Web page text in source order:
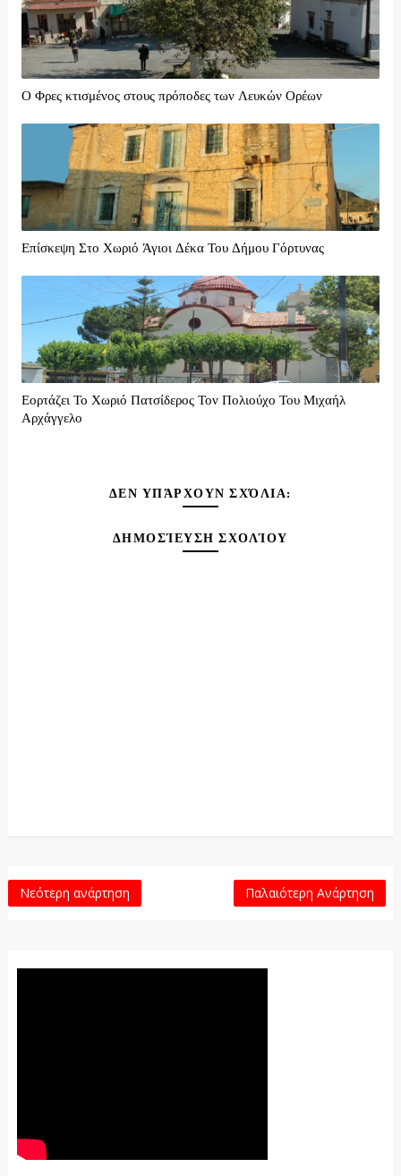
Ο Φρες κτισμένος στους πρόποδες των Λευκών Ορέων
Επίσκεψη Στο Χωριό Άγιοι Δέκα Του Δήμου Γόρτυνας
Εορτάζει Το Χωριό Πατσίδερος Τον Πολιούχο Του Μιχαήλ
Αρχάγγελο
ΔΕΝ ΥΠΆΡΧΟΥΝ ΣΧΌΛΙΑ:
ΔΗΜΟΣΊΕΥΣΗ ΣΧΟΛΊΟΥ
Νεότερη ανάρτηση Παλαιότερη Ανάρτηση